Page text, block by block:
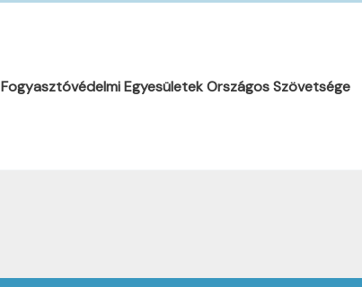
Fogyasztóvédelmi Egyesületek Országos Szövetsége